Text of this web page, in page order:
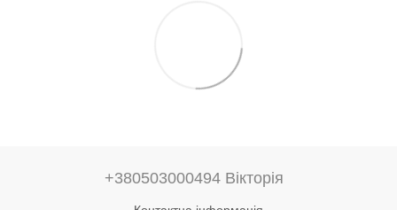
+380503000494 Вікторія